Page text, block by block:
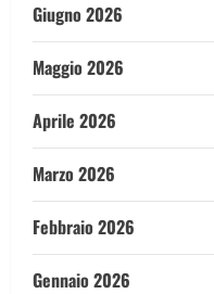
Giugno 2026
Maggio 2026
Aprile 2026
Marzo 2026
Febbraio 2026
Gennaio 2026